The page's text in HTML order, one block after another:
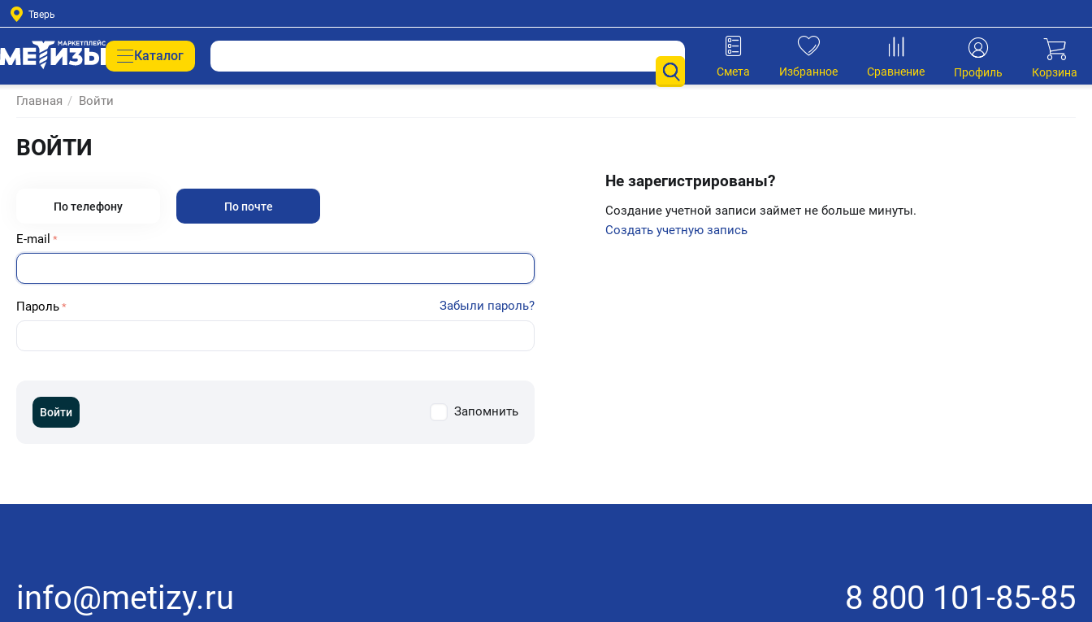
Тверь
Каталог
Корзина
Профиль
Сравнение
Избранное
Смета
Главная / Войти
ВОЙТИ
По телефону По почте
E-mail
Пароль Забыли пароль?
Войти Запомнить
Не зарегистрированы?
Создание учетной записи займет не больше минуты.
Создать учетную запись
info@metizy.ru 8 800 101-85-85